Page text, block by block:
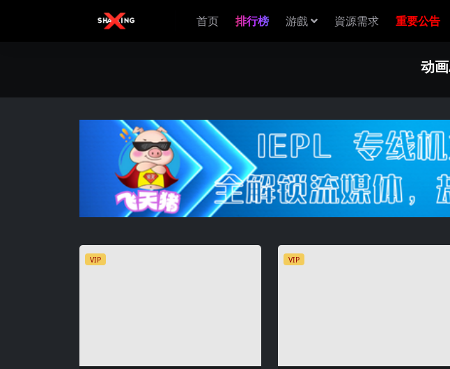
首页 排行榜 游戲 資源需求 重要公告
动
VIP VIP